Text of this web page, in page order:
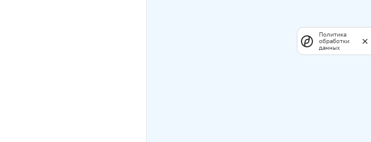
Политика
обработки
данных